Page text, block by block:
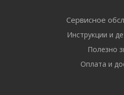
Сервисное
Инструкции и
Полезно
Оплата и